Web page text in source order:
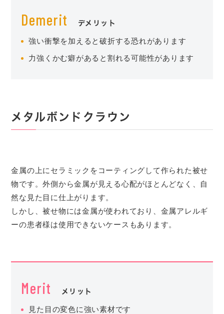
Demerit デメリット
強い衝撃を加えると破折する恐れがあります
力強くかむ癖があると割れる可能性があります
メタルボンドクラウン
金属の上にセラミックをコーティングして作られた被せ
物です。外側から金属が見える心配がほとんどなく、自
然な見た目に仕上がります。
しかし、被せ物には金属が使われており、金属アレルギ
ーの患者様は使用できないケースもあります。
Merit メリット
見た目の変色に強い素材です